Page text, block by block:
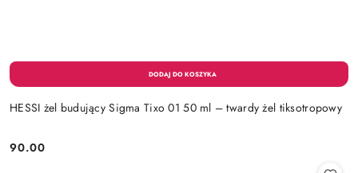
HESSI żel budujący Sigma Tixo 01 50 ml – twardy żel tiksotropowy
Cena:
90.00